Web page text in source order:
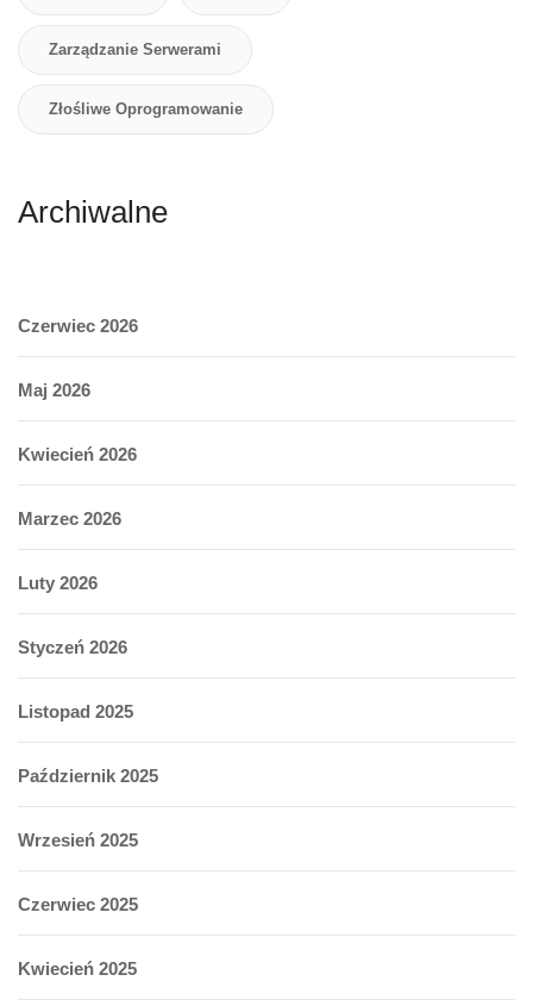
Zarządzanie Serwerami
Złośliwe Oprogramowanie
Archiwalne
Czerwiec 2026
Maj 2026
Kwiecień 2026
Marzec 2026
Luty 2026
Styczeń 2026
Listopad 2025
Październik 2025
Wrzesień 2025
Czerwiec 2025
Kwiecień 2025